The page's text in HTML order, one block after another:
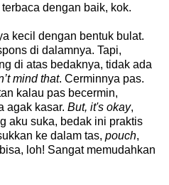
dengan baik, kok.
kecil dengan bentuk bulat.
di dalamnya. Tapi,
di atas bedaknya, tidak ada
mind that. Cerminnya pas.
kalau pas becermin,
agak kasar. But, it's okay,
aku suka, bedak ini praktis
ke dalam tas, pouch,
loh! Sangat memudahkan